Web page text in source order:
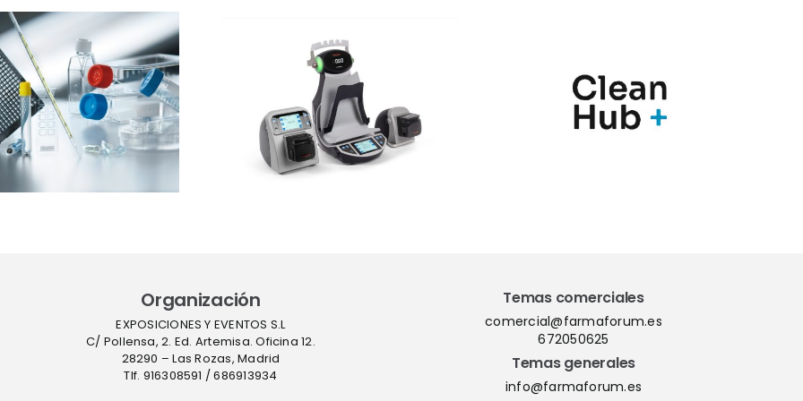
Thermo Fisher
Scientific
presentará el
sistema Thermo
Scientific™
InstaFlux™ en
Farmaforum
CleanHub+
exponen una
estrategia de
barreras
sucesivas para el
control de
Farmaforum las
novedades de sus
soluciones
Organización
EXPOSICIONES Y EVENTOS S.L
C/ Pollensa, 2. Ed. Artemisa. Oficina 12.
28290 – Las Rozas, Madrid
Tlf. 916308591 / 686913934
Temas comerciales
comercial@farmaforum.es
672050625
Temas generales
info@farmaforum.es